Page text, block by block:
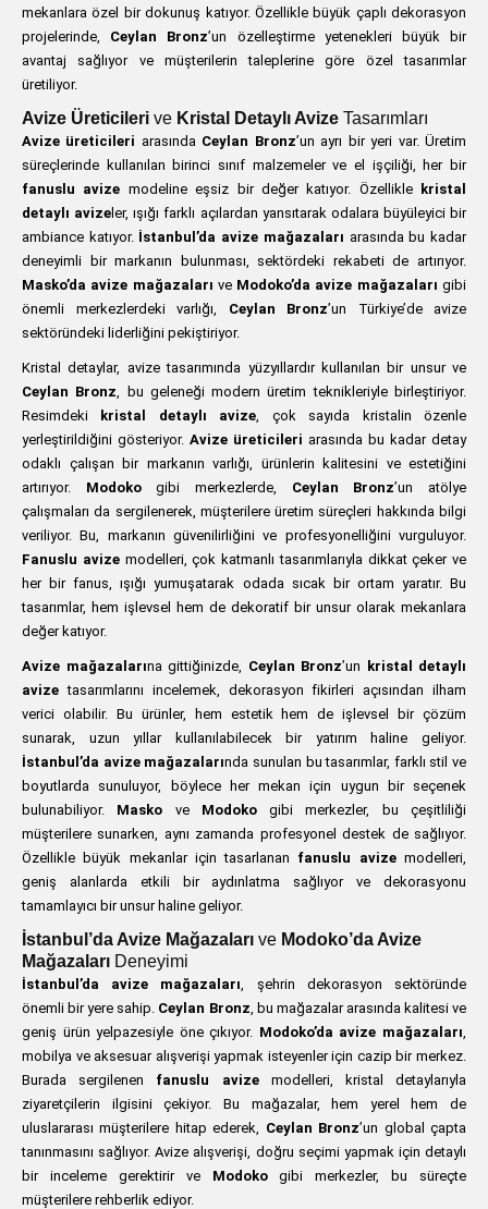
mekanlara özel bir dokunuş katıyor. Özellikle büyük çaplı dekorasyon
projelerinde, Ceylan Bronz’un özelleştirme yetenekleri büyük bir
avantaj sağlıyor ve müşterilerin taleplerine göre özel tasarımlar
üretiliyor.
Avize Üreticileri ve Kristal Detaylı Avize Tasarımları
Avize üreticileri arasında Ceylan Bronz’un ayrı bir yeri var. Üretim
süreçlerinde kullanılan birinci sınıf malzemeler ve el işçiliği, her bir
fanuslu avize modeline eşsiz bir değer katıyor. Özellikle kristal
detaylı avize ler, ışığı farklı açılardan yansıtarak odalara büyüleyici bir
ambiance katıyor. İstanbul’da avize mağazaları arasında bu kadar
deneyimli bir markanın bulunması, sektördeki rekabeti de artırıyor.
Masko’da avize mağazaları ve Modoko’da avize mağazaları gibi
önemli merkezlerdeki varlığı, Ceylan Bronz’un Türkiye’de avize
sektöründeki liderliğini pekiştiriyor.
Kristal detaylar, avize tasarımında yüzyıllardır kullanılan bir unsur ve
Ceylan Bronz, bu geleneği modern üretim teknikleriyle birleştiriyor.
Resimdeki
kristal detaylı avize, çok sayıda kristalin özenle
yerleştirildiğini gösteriyor. Avize üreticileri arasında bu kadar detay
odaklı çalışan bir markanın varlığı, ürünlerin kalitesini ve estetiğini
artırıyor. Modokogibi merkezlerde, Ceylan Bronz’un atölye
çalışmaları da sergilenerek, müşterilere üretim süreçleri hakkında bilgi
veriliyor. Bu, markanın güvenilirliğini ve profesyonelliğini vurguluyor.
Fanuslu avizemodelleri, çok katmanlı tasarımlarıyla dikkat çeker ve
her bir fanus, ışığı yumuşatarak odada sıcak bir ortam yaratır. Bu
tasarımlar, hem işlevsel hem de dekoratif bir unsur olarak mekanlara
değer katıyor.
Avize mağazalarına gittiğinizde, Ceylan Bronz’un kristal detaylı
avize tasarımlarını incelemek, dekorasyon fikirleri açısından ilham
verici olabilir. Bu ürünler, hem estetik hem de işlevsel bir çözüm
sunarak, uzun yıllar kullanılabilecek bir yatırım haline geliyor.
İstanbul’da avize mağazalarında sunulan bu tasarımlar, farklı stil ve
boyutlarda sunuluyor, böylece her mekan için uygun bir seçenek
bulunabiliyor. Masko ve Modokogibi merkezler, bu çeşitliliği
müşterilere sunarken, aynı zamanda profesyonel destek de sağlıyor.
Özellikle büyük mekanlar için tasarlanan fanuslu avizemodelleri,
geniş alanlarda etkili bir aydınlatma sağlıyor ve dekorasyonu
tamamlayıcı bir unsur haline geliyor.
İstanbul’da Avize Mağazaları ve Modoko’da Avize
Mağazaları Deneyimi
İstanbul’da avize mağazaları, şehrin dekorasyon sektöründe
önemli bir yere sahip. Ceylan Bronz, bu mağazalar arasında kalitesi ve
geniş ürün yelpazesiyle öne çıkıyor. Modoko’da avize mağazaları,
mobilya ve aksesuar alışverişi yapmak isteyenler için cazip bir merkez.
Burada sergilenen fanuslu avizemodelleri, kristal detaylarıyla
ziyaretçilerin ilgisini çekiyor. Bu mağazalar, hem yerel hem de
uluslararası müşterilere hitap ederek, Ceylan Bronz’un global çapta
tanınmasını sağlıyor. Avize alışverişi, doğru seçimi yapmak için detaylı
bir inceleme gerektirir ve Modokogibi merkezler, bu süreçte
müşterilere rehberlik ediyor.